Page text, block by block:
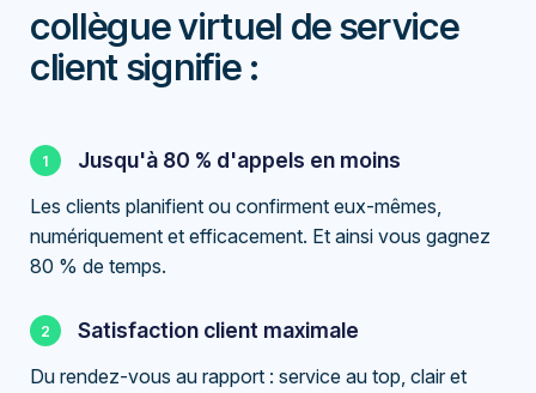
collègue virtuel de service
client signifie :
Jusqu'à 80 % d'appels en moins
Les clients planifient ou confirment eux-mêmes,
numériquement et efficacement. Et ainsi vous gagnez
80 % de temps.
Satisfaction client maximale
Du rendez-vous au rapport : service au top, clair et